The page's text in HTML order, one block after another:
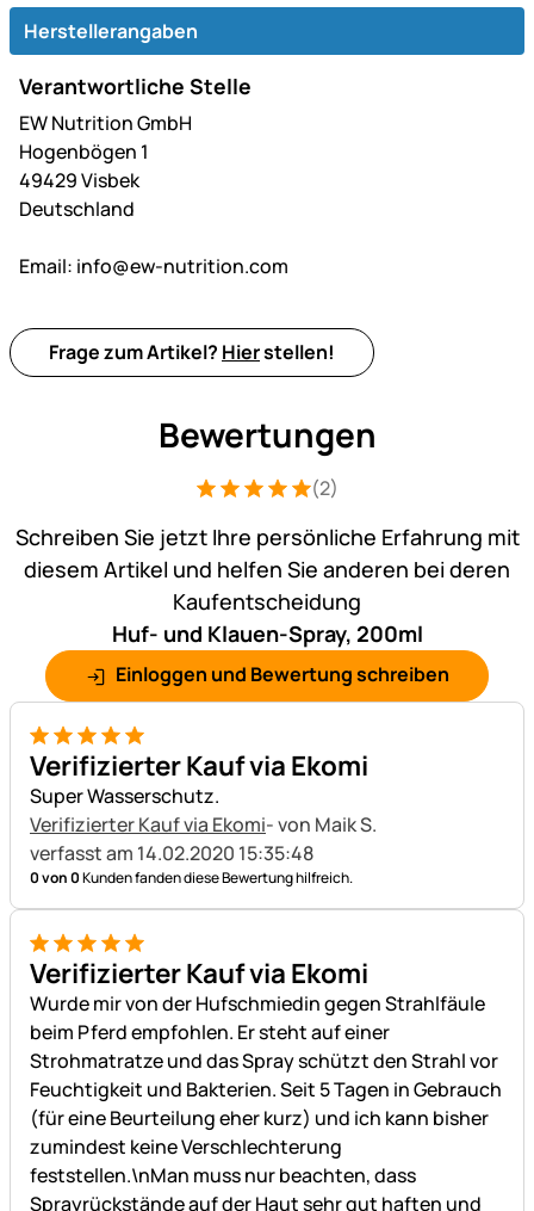
Herstellerangaben
Verantwortliche Stelle
EW Nutrition GmbH
Hogenbögen 1
49429 Visbek
Deutschland
Email: info@ew-nutrition.com
Frage zum Artikel? Hierstellen!
Bewertungen
Bewertung: 5 von 5 (2 Bewertungen)
2 Bewertungen
(2)
Schreiben Sie jetzt Ihre persönliche Erfahrung mit
diesem Artikel und helfen Sie anderen bei deren
Kaufentscheidung
Huf- und Klauen-Spray, 200ml
Einloggen und Bewertung schreiben
5 von 5
Verifizierter Kauf via Ekomi
Super Wasserschutz.
Verifizierter Kauf via Ekomi- von Maik S.
verfasst am 14.02.2020 15:35:48
0 von 0Kunden fanden diese Bewertung hilfreich.
5 von 5
Verifizierter Kauf via Ekomi
Wurde mir von der Hufschmiedin gegen Strahlfäule
beim Pferd empfohlen. Er steht auf einer
Strohmatratze und das Spray schützt den Strahl vor
Feuchtigkeit und Bakterien. Seit 5 Tagen in Gebrauch
(für eine Beurteilung eher kurz) und ich kann bisher
zumindest keine Verschlechterung
feststellen.\nMan muss nur beachten, dass
Sprayrückstände auf der Haut sehr gut haften und